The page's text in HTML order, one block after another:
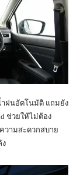
ฝนอัตโนมัติ แถมยัง
ช่วยให้ไม่ต้อง
วามสะดวกสบาย
ง